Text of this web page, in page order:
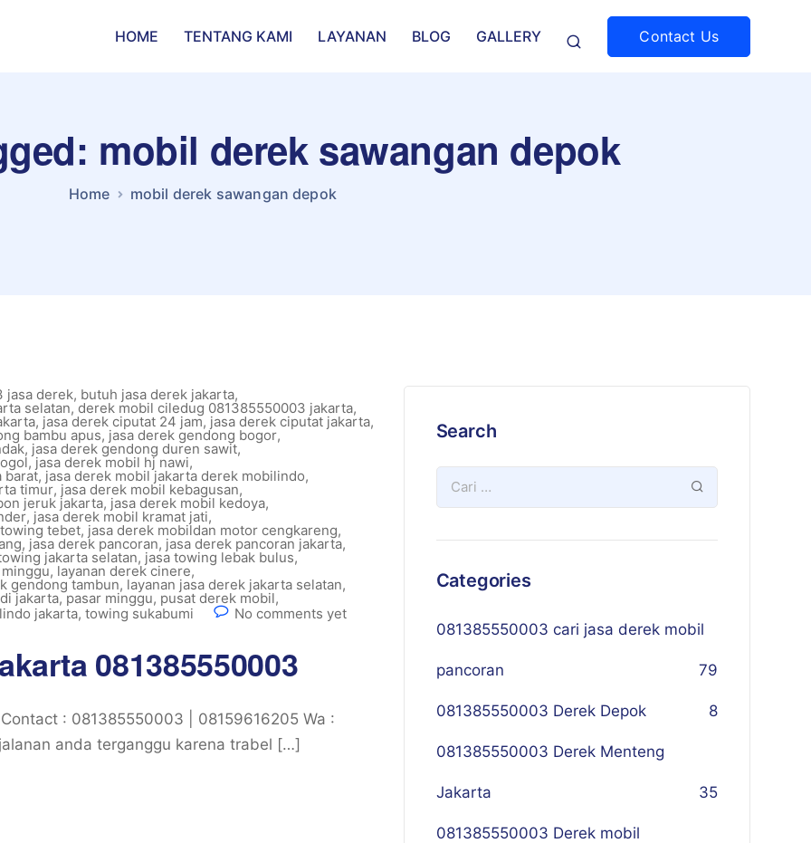
HOME TENTANG KAMI LAYANAN BLOG GALLERY Contact Us
mobil derek sawangan depok
Home mobil derek sawangan depok
jasa derek, butuh jasa derek jakarta,
selatan,derek mobil ciledug 081385550003 jakarta,
, jasa derek ciputat 24 jam, jasa derek ciputat jakarta,
bambu apus, jasa derek gendong bogor,
, jasa derek gendong duren sawit,
,jasa derek mobil hj nawi,
barat, jasa derek mobil jakarta derek mobilindo,
timur, jasa derek mobil kebagusan,
jeruk jakarta, jasa derek mobil kedoya,
, jasa derek mobil kramat jati,
tebet, jasa derek mobildan motor cengkareng,
, jasa derek pancoran, jasa derek pancoran jakarta,
jakarta selatan, jasa towing lebak bulus,
, layanan derek cinere,
gendong tambun, layanan jasa derek jakarta selatan,
jakarta,pasar minggu, pusat derek mobil,
jakarta, towing sukabumi No comments yet
081385550003
: 081385550003 | 08159616205 Wa :
anda terganggu karena trabel […]
Search
Categories
081385550003 cari jasa derek mobil
pancoran 79
081385550003 Derek Depok 8
081385550003 Derek Menteng
Jakarta 35
081385550003 Derek mobil